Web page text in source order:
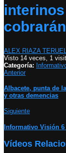
ALEX RIAZA TERUEL
Visto 14 veces, 1
Categoría:
Anterior
Albacete, punta de
y otras demencias
Siguiente
Informativo Visión 6
Vídeos